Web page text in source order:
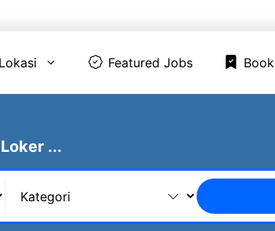
Lokasi Featured Jobs
...